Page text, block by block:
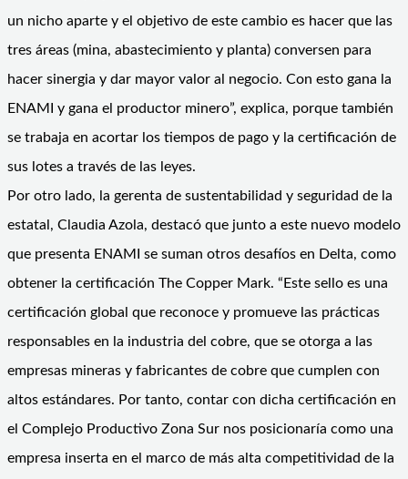
un nicho aparte y el objetivo de este cambio es hacer que las
tres áreas (mina, abastecimiento y planta) conversen para
hacer sinergia y dar mayor valor al negocio. Con esto gana la
ENAMI y gana el productor minero”, explica, porque también
se trabaja en acortar los tiempos de pago y la certificación de
sus lotes a través de las leyes.
Por otro lado, la gerenta de sustentabilidad y seguridad de la
estatal, Claudia Azola, destacó que junto a este nuevo modelo
que presenta ENAMI se suman otros desafíos en Delta, como
obtener la certificación The Copper Mark. “Este sello es una
certificación global que reconoce y promueve las prácticas
responsables en la industria del cobre, que se otorga a las
empresas mineras y fabricantes de cobre que cumplen con
altos estándares. Por tanto, contar con dicha certificación en
el Complejo Productivo Zona Sur nos posicionaría como una
empresa inserta en el marco de más alta competitividad de la